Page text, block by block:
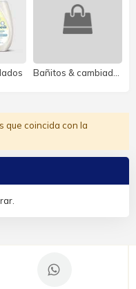
que coincida con la